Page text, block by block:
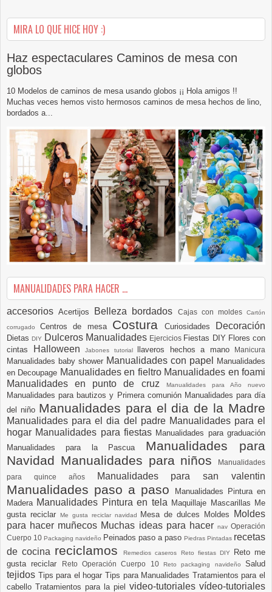
MIRA LO QUE HICE HOY :)
Haz espectaculares Caminos de mesa con
globos
10 Modelos de caminos de mesa usando globos ¡¡ Hola amigos !!
Muchas veces hemos visto hermosos caminos de mesa hechos de lino,
bordados a...
MANUALIDADES PARA HACER ...
accesoriosAcertijos Belleza bordados Cajas con moldesCartón
corrugadoCentros de mesa Costura Curiosidades Decoración
DietasDIY Dulceros Manualidades Ejercicios Fiestas DIY Flores con
cintas
Halloween Jabones tutorial llaveros hechos a mano Manicura
Manualidades baby shower Manualidades con papel
Manualidades
en Decoupage Manualidades en fieltro Manualidades en foami
Manualidades en punto de cruz
Manualidades para Año nuevo
Manualidades para bautizos y Primera comunión Manualidades para día
del niño Manualidades para el dia de la Madre
Manualidades para el dia del padre Manualidades para el
hogar Manualidades para fiestas Manualidades para graduación
Manualidades para la Pascua Manualidades para
Navidad Manualidades para niños
Manualidades
para quince años
Manualidades para san valentin
Manualidades paso a paso
Manualidades Pintura en
Madera Manualidades Pintura en tela Maquillaje Mascarillas Me
gusta reciclar
Me gusta reciclar navidad Mesa de dulces Moldes
Moldes
para hacer muñecos Muchas ideas para hacer nav Operación
Cuerpo 10 Packaging navideño Peinados paso a paso Piedras Pintadas recetas
de cocina reciclamosRemedios caseros Reto fiestas DIY
Reto me
gusta reciclar
Reto Operación Cuerpo 10Reto packaging navideñoSalud
tejidos Tips para el hogarTips para Manualidades Tratamientos para el
cabello Tratamientos para la piel video-tutoriales vídeo-tutoriales